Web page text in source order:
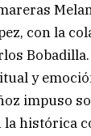
con la
y
impuso
la histórica